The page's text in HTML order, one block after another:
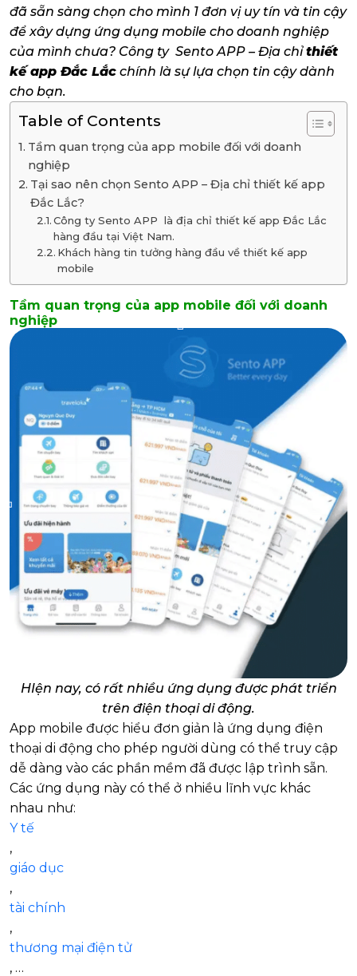
đã sẵn sàng chọn cho mình 1 đơn vị uy tín và tin cậy
để xây dựng ứng dụng mobile cho doanh nghiệp
của mình chưa? Công ty Sento APP – Địa chỉthiết
kế app Đắc Lắc chính là sự lựa chọn tin cậy dành
cho bạn.
Table of Contents
Tầm quan trọng của app mobile đối với doanh
nghiệp
Tại sao nên chọn Sento APP – Địa chỉ thiết kế app
Đắc Lắc?
Công ty Sento APP là địa chỉ thiết kế app Đắc Lắc
hàng đầu tại Việt Nam.
Khách hàng tin tưởng hàng đầu về thiết kế app
mobile
Tầm quan trọng của app mobile đối với doanh
nghiệp
HIện nay, có rất nhiều ứng dụng được phát triển
trên điện thoại di động.
App mobile được hiểu đơn giản là ứng dụng điện
thoại di động cho phép người dùng có thể truy cập
dễ dàng vào các phần mềm đã được lập trình sẵn.
Các ứng dụng này có thể ở nhiều lĩnh vực khác
nhau như:
Y tế
,
giáo dục
,
tài chính
,
thương mại điện tử
, …